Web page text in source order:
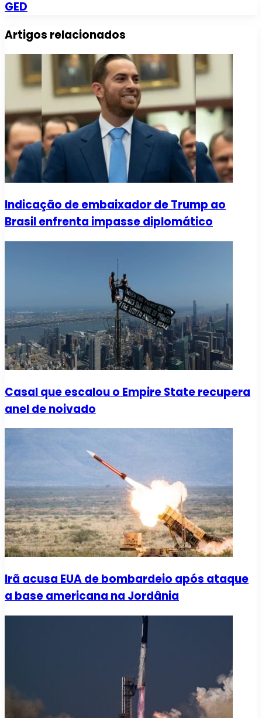
GED
Artigos relacionados
Indicação de embaixador de Trump ao
Brasil enfrenta impasse diplomático
Casal que escalou o Empire State recupera
anel de noivado
Irã acusa EUA de bombardeio após ataque
a base americana na Jordânia